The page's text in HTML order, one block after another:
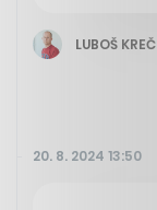
LUBOŠ KREČ
20. 8. 2024 13:50